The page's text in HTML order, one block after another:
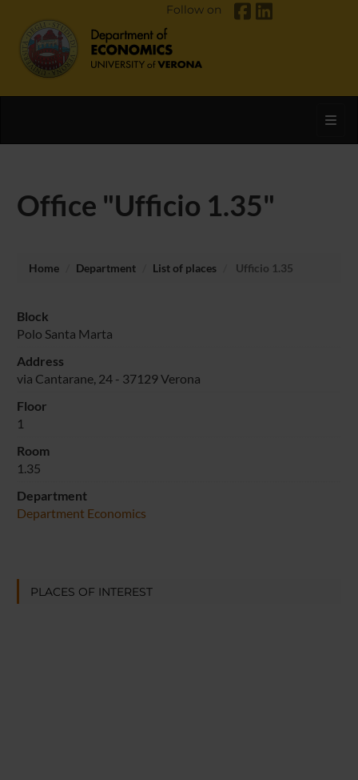
Follow on
Office "Ufficio 1.35"
Home Department List of places Ufficio 1.35
Block
Polo Santa Marta
Address
via Cantarane, 24 - 37129 Verona
Floor
1
Room
1.35
Department
Department Economics
PLACES OF INTEREST